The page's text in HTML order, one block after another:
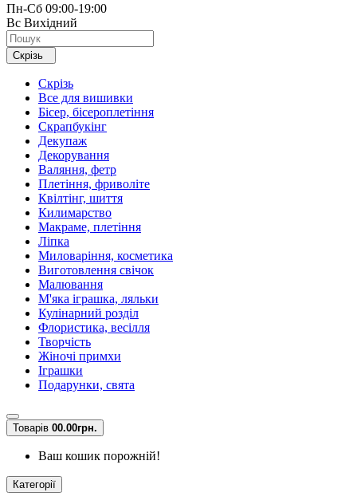
Пн-Сб 09:00-19:00
Вс Вихідний
Скрізь
Скрізь
Все для вишивки
Бісер, бісероплетіння
Скрапбукінг
Декупаж
Декорування
Валяння, фетр
Плетіння, фриволіте
Квілтінг, шиття
Килимарство
Макраме, плетіння
Ліпка
Миловаріння, косметика
Виготовлення свічок
Малювання
М'яка іграшка, ляльки
Кулінарний розділ
Флористика, весілля
Творчість
Жіночі примхи
Іграшки
Подарунки, свята
Товарів 00.00грн.
Ваш кошик порожній!
Категорії